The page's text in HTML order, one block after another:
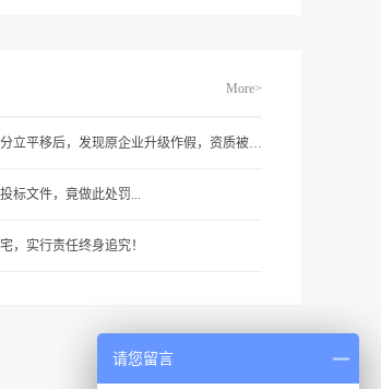
More>
住建部：建筑一级资质分立平移后，发现原企业升级作假，资质被撤销
标文件，竟做此处罚...
，实行责任终身追究！
请您留言